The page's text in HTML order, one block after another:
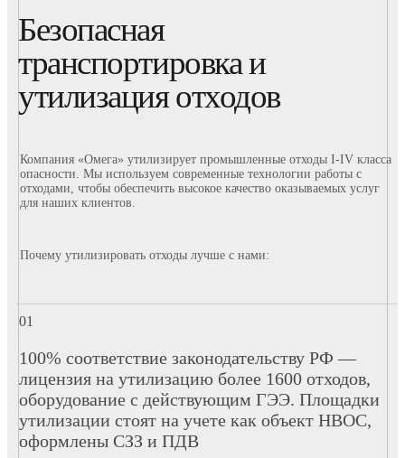
Безопасная
транспортировка и
утилизация отходов
Компания «Омега» утилизирует промышленные отходы I-IV класса
опасности. Мы используем современные технологии работы с
отходами, чтобы обеспечить высокое качество оказываемых услуг
для наших клиентов.
Почему утилизировать отходы лучше с нами:
100% соответствие законодательству РФ —
лицензия на утилизацию более 1600 отходов,
оборудование с действующим ГЭЭ. Площадки
утилизации стоят на учете как объект НВОС,
оформлены СЗЗ и ПДВ